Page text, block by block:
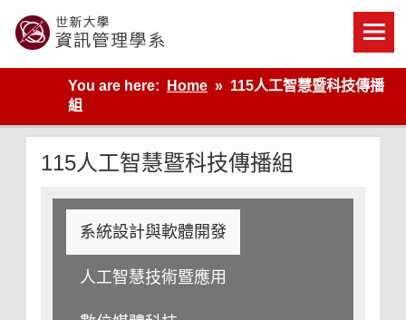
content
世新大學資管系網站
You are here:
Home
115人工智慧暨科技傳播
組
115人工智慧暨科技傳播組
系統設計與軟體開發
人工智慧技術暨應用